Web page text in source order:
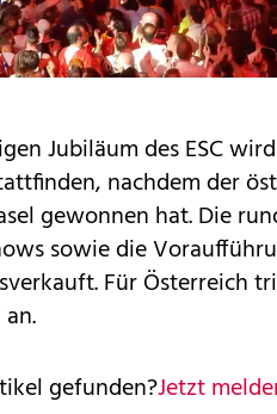
Jubiläum des ESC
nachdem der
gewonnen hat. Die
sowie die
Für Österreich
gefunden?Jetzt